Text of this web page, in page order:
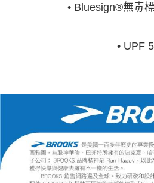
• Bluesign®無毒
• UPF